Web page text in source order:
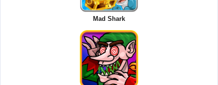
Mad Shark